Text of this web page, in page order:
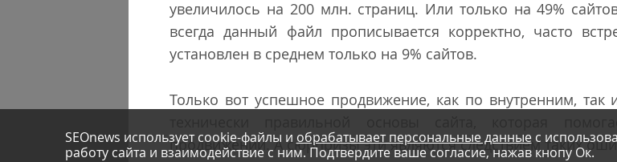
увеличилось на 200 млн. страниц. Или только на 49%
всегда данный файл прописывается корректно, часто
установлен в среднем только на 9% сайтов.
Только вот успешное продвижение, как по внутренним,
продвижении. А сюрпризы эти являются следствием таких
SEOnews использует cookie-файлы и обрабатывает персональные данныес
работу сайта и взаимодействие с ним. Подтвердите ваше согласие, нажав кнопу Ок.